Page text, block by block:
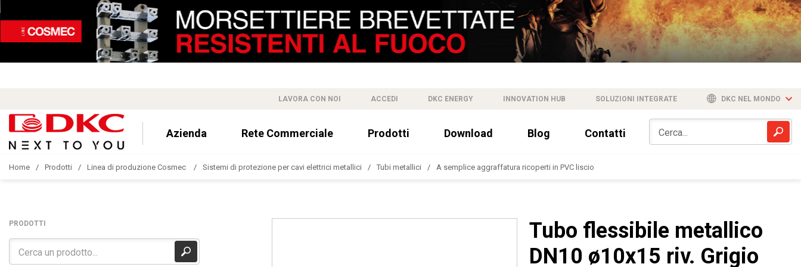
LAVORA CON NOI ACCEDI DKC ENERGY INNOVATION HUB SOLUZIONI INTEGRATE DKC NEL MONDO
Azienda Rete Commerciale Prodotti Download Blog Contatti
Home Prodotti Linea di produzione Cosmec Sistemi di protezione per cavi elettrici metallici Tubi metallici A semplice aggraffatura ricoperti in PVC liscio
PRODOTTI
Tubo flessibile metallico
DN10 ø10x15 riv. Grigio